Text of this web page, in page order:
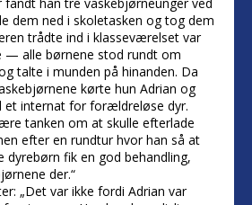
dem ned i skoletasken og tog dem
trådte ind i klasseværelset var
— alle børnene stod rundt om
talte i munden på hinanden. Da
kørte hun Adrian og
et internat for forældreløse dyr.
tanken om at skulle efterlade
efter en rundtur hvor han så at
fik en god behandling,
der.“
„Det var ikke fordi Adrian var